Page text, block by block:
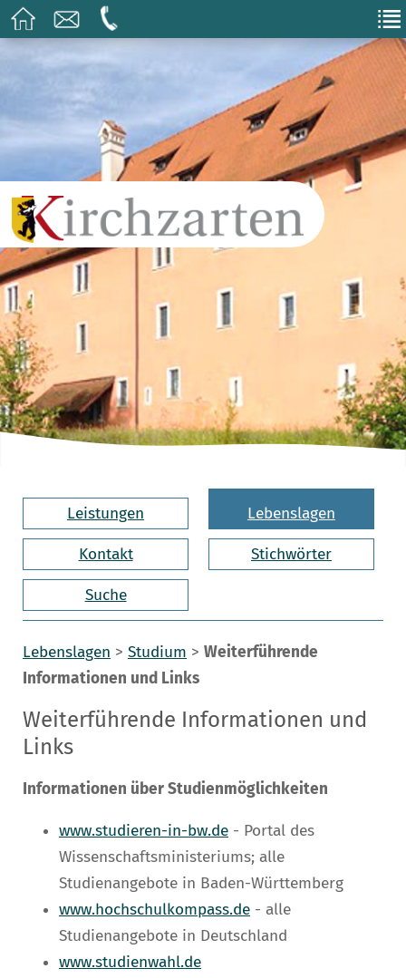
Leistungen Lebenslagen
Kontakt Stichwörter
Suche
Lebenslagen > Studium > Weiterführende
Informationen und Links
Weiterführende Informationen und
Links
Informationen über Studienmöglichkeiten
www.studieren-in-bw.de - Portal des
Wissenschaftsministeriums; alle
Studienangebote in Baden-Württemberg
www.hochschulkompass.de - alle
Studienangebote in Deutschland
www.studienwahl.de